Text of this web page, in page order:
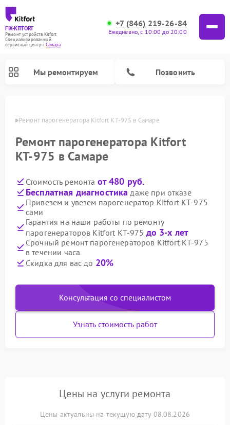
FIX-KITFORT
Ремонт устройств Kitfort
Специализированный
cервисный центр г.Самара
+7 (846) 219-26-84
Ежедневно, с 10:00 до 20:00
Мы ремонтируем Позвонить
Ремонт парогенератора Kitfort КТ-975 в Самаре
Ремонт парогенератора Kitfort
КТ-975 в Самаре
Стоимость ремонта от 480 руб.
Бесплатная диагностика даже при отказе
Привезем и увезем парогенератор Kitfort КТ-975
сами
Гарантия на наши работы по ремонту
парогенераторов Kitfort КТ-975 до 3-х лет
Срочный ремонт парогенераторов Kitfort КТ-975
в течении часа
Скидка для вас до 20%
Консультация со специалистом
Узнать стоимость работ
Цены на услуги ремонта
Цены актуальны на текущую дату 08.08.2026